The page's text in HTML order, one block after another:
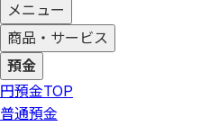
メニュー
商品・サービス
預金
円預金TOP
普通預金